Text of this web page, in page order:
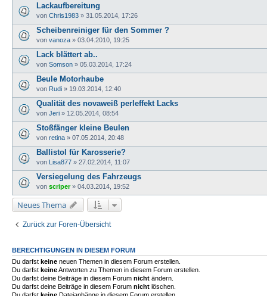
Lackaufbereitung
von Chris1983 » 31.05.2014, 17:26
Scheibenreiniger für den Sommer ?
von vanoza » 03.04.2010, 19:25
Lack blättert ab..
von Somson » 05.03.2014, 17:24
Beule Motorhaube
von Rudi » 19.03.2014, 12:40
Qualität des novaweiß perleffekt Lacks
von Jeri » 12.05.2014, 08:54
Stoßfänger kleine Beulen
von retina » 07.05.2014, 20:48
Ballistol für Karosserie?
von Lisa877 » 27.02.2014, 11:07
Versiegelung des Fahrzeugs
von scriper» 04.03.2014, 19:52
Neues Thema
Zurück zur Foren-Übersicht
BERECHTIGUNGEN IN DIESEM FORUM
Du darfst keine neuen Themen in diesem Forum erstellen.
Du darfst keineAntworten zu Themen in diesem Forum erstellen.
Du darfst deine Beiträge in diesem Forum nicht ändern.
Du darfst deine Beiträge in diesem Forum nicht löschen.